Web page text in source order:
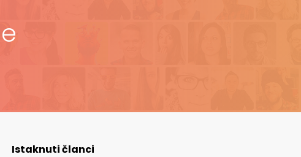
Istaknuti članci